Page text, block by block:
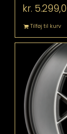
kr.
Tilføj til kurv